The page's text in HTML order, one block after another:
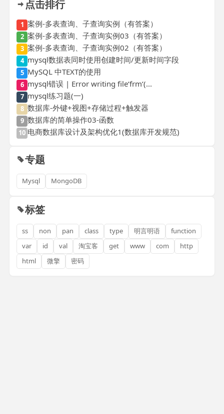
点击排行
1 案例-多表查询、子查询实例（有答案）
2 案例-多表查询、子查询实例03（有答案）
3 案例-多表查询、子查询实例02（有答案）
4 mysql数据表同时使用创建时间/更新时间字段
5 MySQL 中TEXT的使用
6 mysql错误 | Error writing file‘frm‘(...
7 mysql练习题(一)
8 数据库-外键+视图+存储过程+触发器
9 数据库的简单操作03-函数
10 电商数据库设计及架构优化1(数据库开发规范)
专题
Mysql MongoDB
标签
ss non pan class type 明言明语
function
var
id val 淘宝客 get www com
http
html
微擎 密码